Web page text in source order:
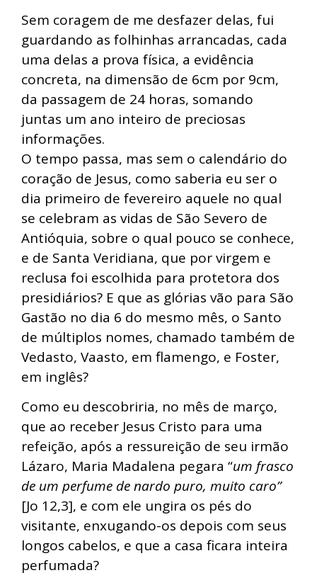
Sem coragem de me desfazer delas, fui
guardando as folhinhas arrancadas, cada
uma delas a prova física, a evidência
concreta, na dimensão de 6cm por 9cm,
da passagem de 24 horas, somando
juntas um ano inteiro de preciosas
informações.
O tempo passa, mas sem o calendário do
coração de Jesus, como saberia eu ser o
dia primeiro de fevereiro aquele no qual
se celebram as vidas de São Severo de
Antióquia, sobre o qual pouco se conhece,
e de Santa Veridiana, que por virgem e
reclusa foi escolhida para protetora dos
presidiários? E que as glórias vão para São
Gastão no dia 6 do mesmo mês, o Santo
de múltiplos nomes, chamado também de
Vedasto, Vaasto, em flamengo, e Foster,
em inglês?
Como eu descobriria, no mês de março,
que ao receber Jesus Cristo para uma
refeição, após a ressureição de seu irmão
Lázaro, Maria Madalena pegara “um frasco
de um perfume de nardo puro, muito caro”
[Jo 12,3], e com ele ungira os pés do
visitante, enxugando-os depois com seus
longos cabelos, e que a casa ficara inteira
perfumada?